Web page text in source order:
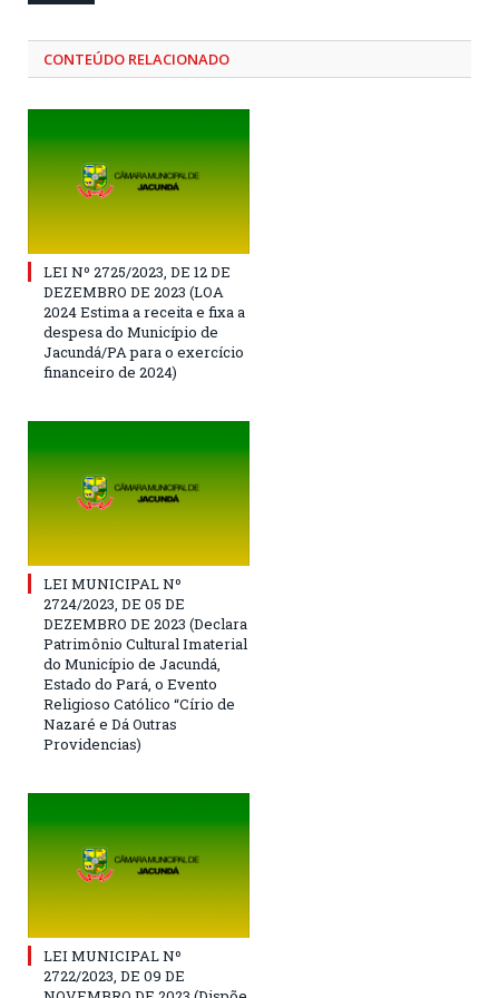
CONTEÚDO RELACIONADO
LEI Nº 2725/2023, DE 12 DE
DEZEMBRO DE 2023 (LOA
2024 Estima a receita e fixa a
despesa do Município de
Jacundá/PA para o exercício
financeiro de 2024)
LEI MUNICIPAL Nº
2724/2023, DE 05 DE
DEZEMBRO DE 2023 (Declara
Patrimônio Cultural Imaterial
do Município de Jacundá,
Estado do Pará, o Evento
Religioso Católico “Círio de
Nazaré e Dá Outras
Providencias)
LEI MUNICIPAL Nº
2722/2023, DE 09 DE